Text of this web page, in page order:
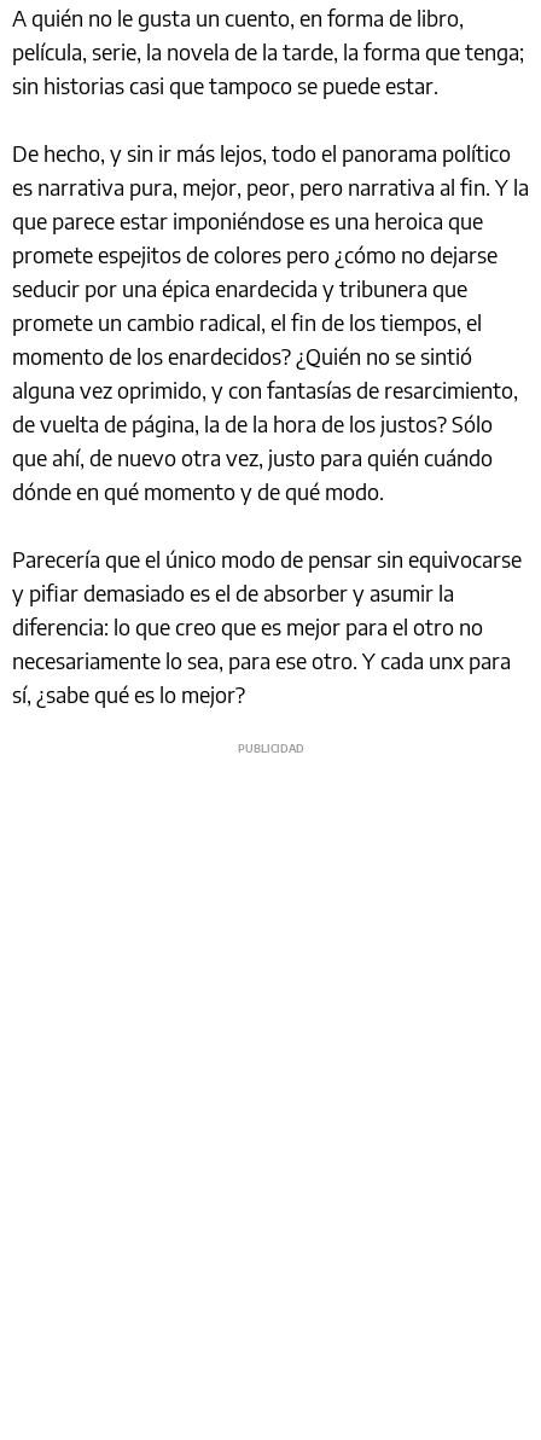
A quién no le gusta un cuento, en forma de libro,
película, serie, la novela de la tarde, la forma que tenga;
sin historias casi que tampoco se puede estar.
De hecho, y sin ir más lejos, todo el panorama político
es narrativa pura, mejor, peor, pero narrativa al fin. Y la
que parece estar imponiéndose es una heroica que
promete espejitos de colores pero ¿cómo no dejarse
seducir por una épica enardecida y tribunera que
promete un cambio radical, el fin de los tiempos, el
momento de los enardecidos? ¿Quién no se sintió
alguna vez oprimido, y con fantasías de resarcimiento,
de vuelta de página, la de la hora de los justos? Sólo
que ahí, de nuevo otra vez, justo para quién cuándo
dónde en qué momento y de qué modo.
Parecería que el único modo de pensar sin equivocarse
y pifiar demasiado es el de absorber y asumir la
diferencia: lo que creo que es mejor para el otro no
necesariamente lo sea, para ese otro. Y cada unx para
sí, ¿sabe qué es lo mejor?